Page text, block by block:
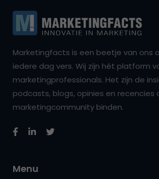
Marketingfacts is een beetje van ons
iedere dag vers. Wij zijn hét platform
marketingprofessionals. Het zijn de
podcasts, blogs, opinies en recencies
marketingcommunity binden.
Menu